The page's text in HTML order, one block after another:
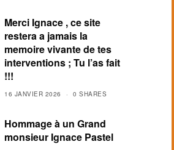
Merci Ignace , ce site
restera a jamais la
memoire vivante de tes
interventions ; Tu l’as fait
!!!
16 JANVIER 2026 0 SHARES
Hommage à un Grand
monsieur Ignace Pastel